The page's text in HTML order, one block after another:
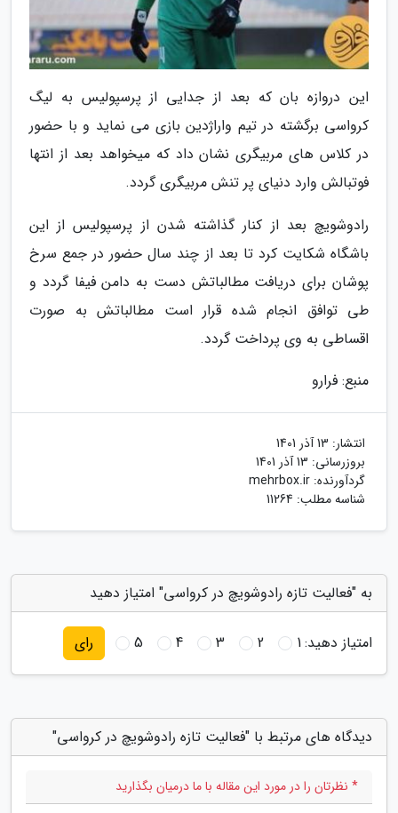
این دروازه بان که بعد از جدایی از پرسپولیس به لیگ
کرواسی برگشته در تیم واراژدین بازی می نماید و با حضور
در کلاس های مربیگری نشان داد که میخواهد بعد از انتها
فوتبالش وارد دنیای پر تنش مربیگری گردد.
رادوشویچ بعد از کنار گذاشته شدن از پرسپولیس از این
باشگاه شکایت کرد تا بعد از چند سال حضور در جمع سرخ
پوشان برای دریافت مطالباتش دست به دامن فیفا گردد و
طی توافق انجام شده قرار است مطالباتش به صورت
اقساطی به وی پرداخت گردد.
منبع: فرارو
انتشار: 13 آذر 1401
بروزرسانی: 13 آذر 1401
گردآورنده: mehrbox.ir
شناسه مطلب: 11264
به "فعالیت تازه رادوشویچ در کرواسی" امتیاز دهید
امتیاز دهید:1
2
3
4
5 رای
دیدگاه های مرتبط با "فعالیت تازه رادوشویچ در کرواسی"
* نظرتان را در مورد این مقاله با ما درمیان بگذارید